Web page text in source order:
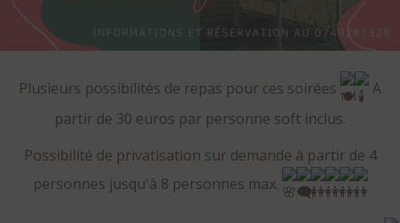
Plusieurs possibilités de repas pour ces soirées
A
partir de 30 euros par personne soft inclus.
Possibilité de privatisation sur demande à partir de 4
personnes jusqu'à 8 personnes max.